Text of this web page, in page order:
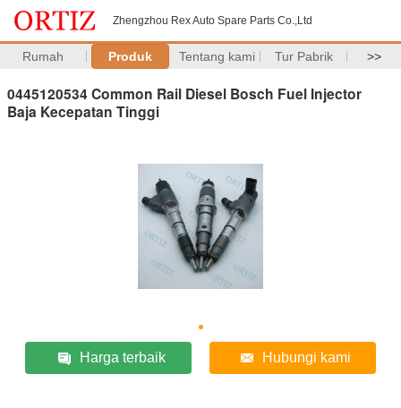
Zhengzhou Rex Auto Spare Parts Co.,Ltd
Rumah Produk Tentang kami Tur Pabrik >>
0445120534 Common Rail Diesel Bosch Fuel Injector
Baja Kecepatan Tinggi
Harga terbaik Hubungi kami